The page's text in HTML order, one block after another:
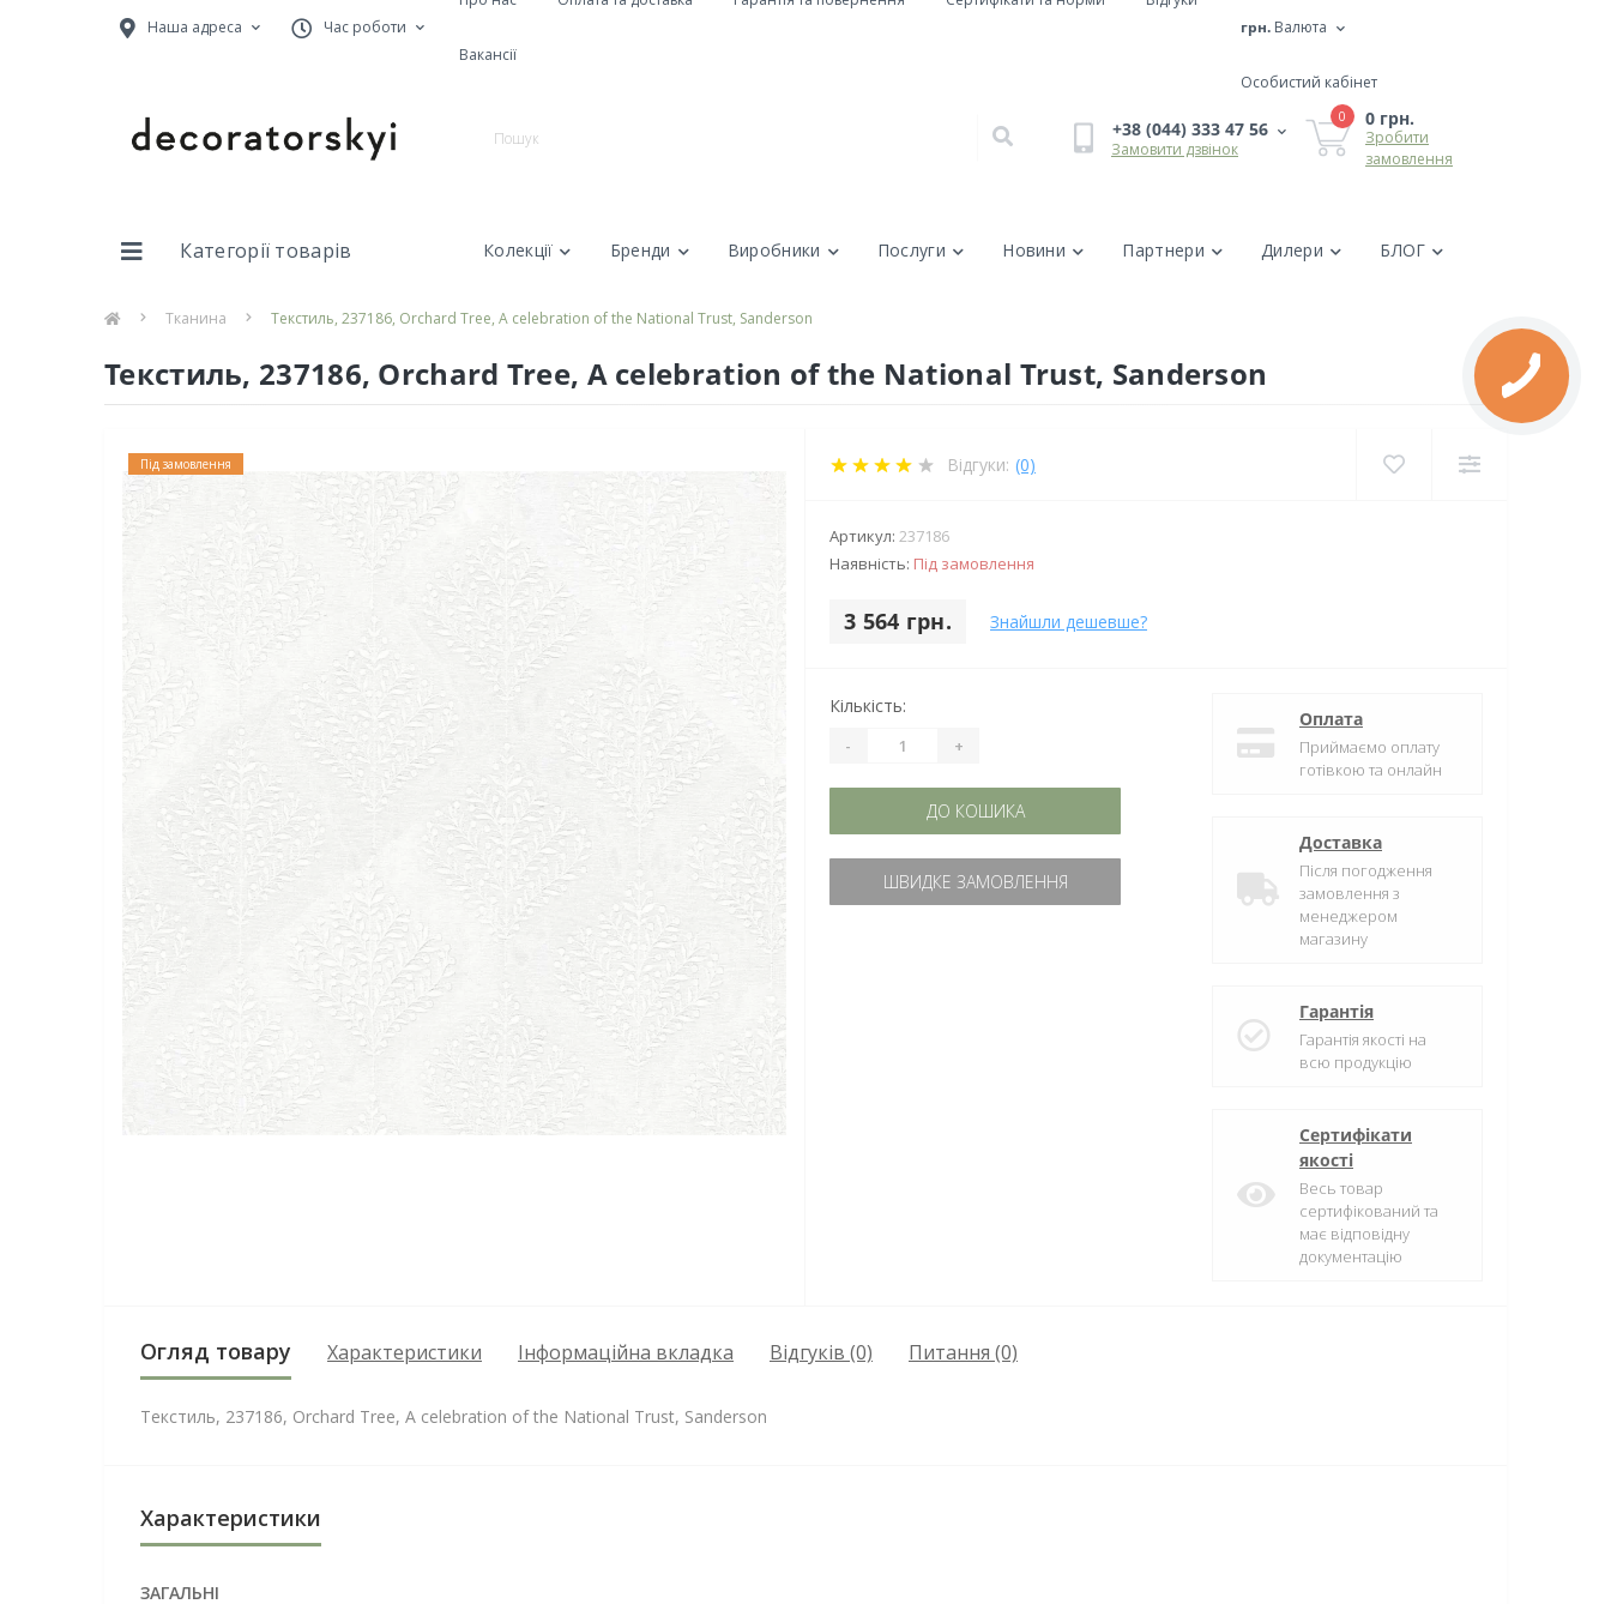
Наша адреса Час роботи
Вакансії
грн. Валюта
Особистий кабінет
+38 (044) 333 47 56
Замовити дзвінок
0 0 грн.
Зробити
замовлення
Категорії товарів Колекції Бренди Виробники Послуги Новини Партнери Дилери БЛОГ
Тканина Текстиль, 237186, Orchard Tree, A celebration of the National Trust, Sanderson
Текстиль, 237186, Orchard Tree, A celebration of the National Trust, Sanderson
Під замовлення Відгуки: (0)
Артикул: 237186
Наявність: Під замовлення
3 564 грн. Знайшли дешевше?
Кількість:
- +
ДО КОШИКА
ШВИДКЕ ЗАМОВЛЕННЯ
Оплата
Приймаємо оплату
готівкою та онлайн
Доставка
Після погодження
замовлення з
менеджером
магазину
Гарантія
Гарантія якості на
всю продукцію
Сертифікати
якості
Весь товар
сертифікований та
має відповідну
документацію
Огляд товару Характеристики Інформаційна вкладка Відгуків (0) Питання (0)
Текстиль, 237186, Orchard Tree, A celebration of the National Trust, Sanderson
Характеристики
ЗАГАЛЬНІ